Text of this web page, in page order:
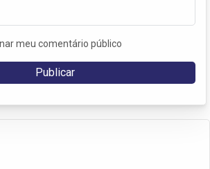
meu comentário público